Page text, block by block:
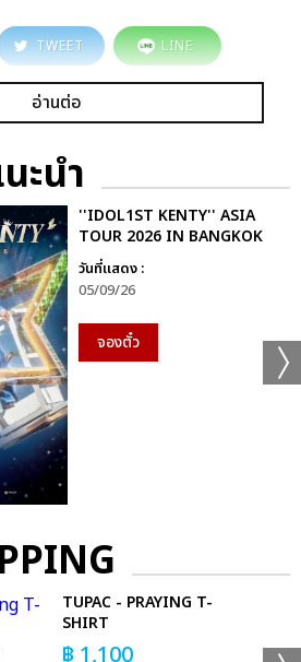
TWEET LINE
อ่านต่อ
ะนำ
''IDOL1ST KENTY'' ASIA
TOUR 2026 IN BANGKOK
วันที่แสดง :
05/09/26
จองตั๋ว
TUPAC - PRAYING T-
SHIRT